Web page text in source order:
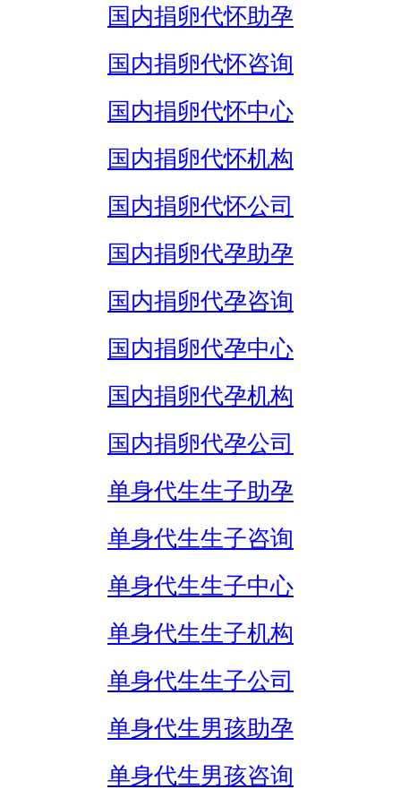
国内捐卵代怀助孕
国内捐卵代怀咨询
国内捐卵代怀中心
国内捐卵代怀机构
国内捐卵代怀公司
国内捐卵代孕助孕
国内捐卵代孕咨询
国内捐卵代孕中心
国内捐卵代孕机构
国内捐卵代孕公司
单身代生生子助孕
单身代生生子咨询
单身代生生子中心
单身代生生子机构
单身代生生子公司
单身代生男孩助孕
单身代生男孩咨询